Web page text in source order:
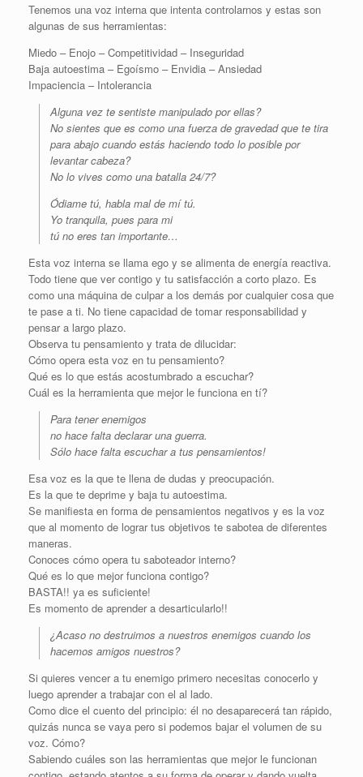
Tenemos una voz interna que intenta controlarnos y estas son
algunas de sus herramientas:
Miedo – Enojo – Competitividad – Inseguridad
Baja autoestima – Egoísmo – Envidia – Ansiedad
Impaciencia – Intolerancia
Alguna vez te sentiste manipulado por ellas?
No sientes que es como una fuerza de gravedad que te tira
para abajo cuando estás haciendo todo lo posible por
levantar cabeza?
No lo vives como una batalla 24/7?
Ódiame tú, habla mal de mí tú.
Yo tranquila, pues para mi
tú no eres tan importante…
Esta voz interna se llama ego y se alimenta de energía reactiva.
Todo tiene que ver contigo y tu satisfacción a corto plazo. Es
como una máquina de culpar a los demás por cualquier cosa que
te pase a ti. No tiene capacidad de tomar responsabilidad y
pensar a largo plazo.
Observa tu pensamiento y trata de dilucidar:
Cómo opera esta voz en tu pensamiento?
Qué es lo que estás acostumbrado a escuchar?
Cuál es la herramienta que mejor le funciona en tí?
Para tener enemigos
no hace falta declarar una guerra.
Sólo hace falta escuchar a tus pensamientos!
Esa voz es la que te llena de dudas y preocupación.
Es la que te deprime y baja tu autoestima.
Se manifiesta en forma de pensamientos negativos y es la voz
que al momento de lograr tus objetivos te sabotea de diferentes
maneras.
Conoces cómo opera tu saboteador interno?
Qué es lo que mejor funciona contigo?
BASTA!! ya es suficiente!
Es momento de aprender a desarticularlo!!
¿Acaso no destruimos a nuestros enemigos cuando los
hacemos amigos nuestros?
Si quieres vencer a tu enemigo primero necesitas conocerlo y
luego aprender a trabajar con el al lado.
Como dice el cuento del principio: él no desaparecerá tan rápido,
quizás nunca se vaya pero si podemos bajar el volumen de su
voz. Cómo?
Sabiendo cuáles son las herramientas que mejor le funcionan